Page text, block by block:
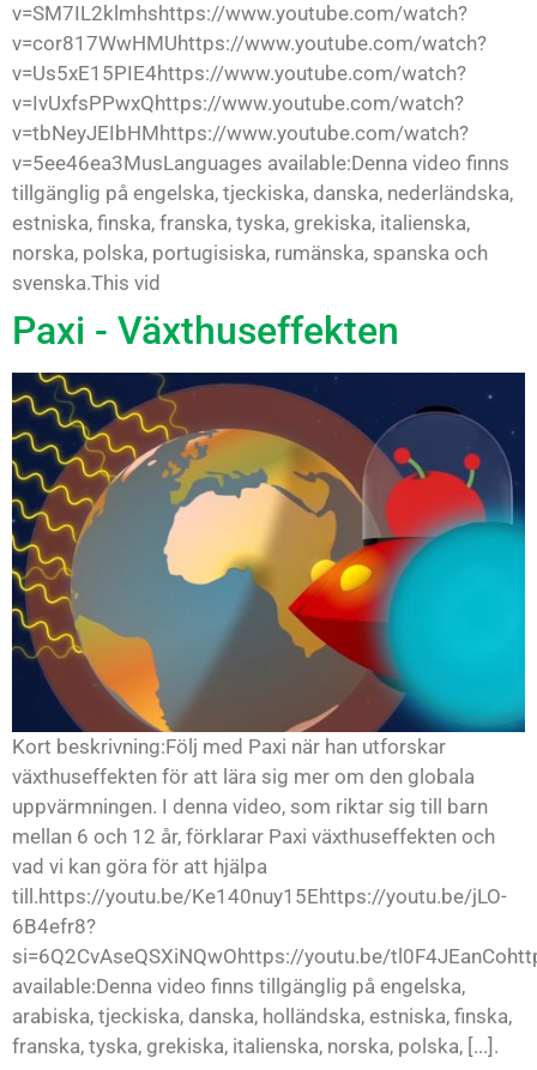
v=SM7IL2klmhshttps://www.youtube.com/watch?
v=cor817WwHMUhttps://www.youtube.com/watch?
v=Us5xE15PIE4https://www.youtube.com/watch?
v=IvUxfsPPwxQhttps://www.youtube.com/watch?
v=tbNeyJEIbHMhttps://www.youtube.com/watch?
v=5ee46ea3MusLanguages available:Denna video finns
tillgänglig på engelska, tjeckiska, danska, nederländska,
estniska, finska, franska, tyska, grekiska, italienska,
norska, polska, portugisiska, rumänska, spanska och
svenska.This vid
Paxi - Växthuseffekten
Kort beskrivning:Följ med Paxi när han utforskar
växthuseffekten för att lära sig mer om den globala
uppvärmningen. I denna video, som riktar sig till barn
mellan 6 och 12 år, förklarar Paxi växthuseffekten och
vad vi kan göra för att hjälpa
till.https://youtu.be/Ke140nuy15Ehttps://youtu.be/jLO-
6B4efr8?
si=6Q2CvAseQSXiNQwOhttps://youtu.be/
available:Denna video finns tillgänglig på engelska,
arabiska, tjeckiska, danska, holländska, estniska, finska,
franska, tyska, grekiska, italienska, norska, polska, [...].